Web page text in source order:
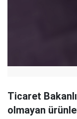
Ticaret
olmayan